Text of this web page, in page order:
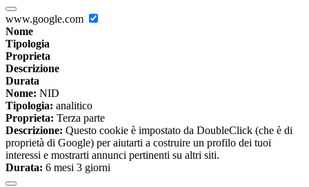
www.google.com
Nome
Tipologia
Proprieta
Descrizione
Durata
Nome: NID
Tipologia: analitico
Proprieta: Terza parte
Descrizione: Questo cookie è impostato da DoubleClick (che è di
proprietà di Google) per aiutarti a costruire un profilo dei tuoi
interessi e mostrarti annunci pertinenti su altri siti.
Durata: 6 mesi 3 giorni